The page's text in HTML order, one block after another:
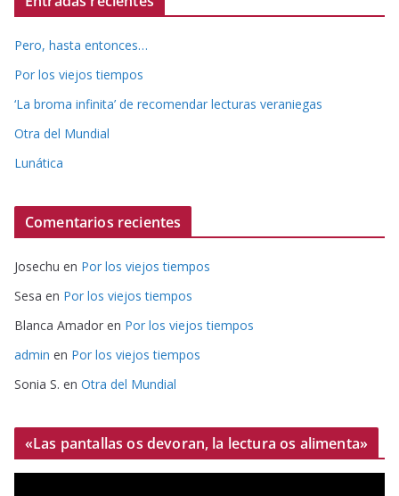
Pero, hasta entonces…
Por los viejos tiempos
‘La broma infinita’ de recomendar lecturas veraniegas
Otra del Mundial
Lunática
Comentarios recientes
Josechu en Por los viejos tiempos
Sesa en Por los viejos tiempos
Blanca Amador en Por los viejos tiempos
admin en Por los viejos tiempos
Sonia S. en Otra del Mundial
«Las pantallas os devoran, la lectura os alimenta»